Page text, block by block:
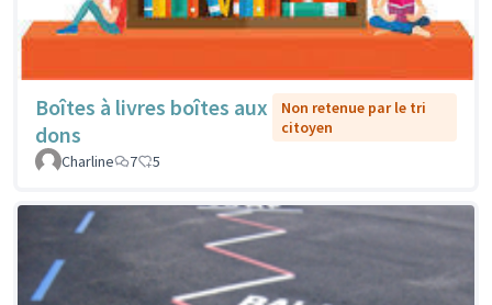
Boîtes à livres boîtes aux
dons
Non retenue par le tri
citoyen
Charline
7 5